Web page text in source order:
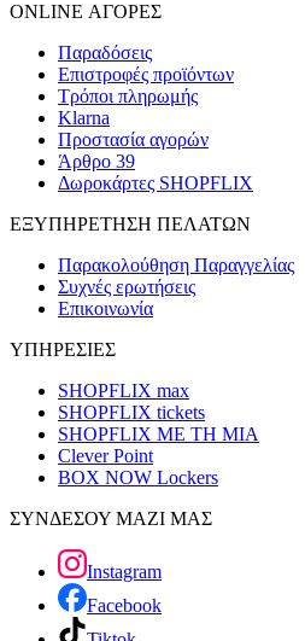
ONLINE ΑΓΟΡΕΣ
Παραδόσεις
Επιστροφές προϊόντων
Τρόποι πληρωμής
Klarna
Προστασία αγορών
Άρθρο 39
Δωροκάρτες SHOPFLIX
ΕΞΥΠΗΡΕΤΗΣΗ ΠΕΛΑΤΩΝ
Παρακολούθηση Παραγγελίας
Συχνές ερωτήσεις
Επικοινωνία
ΥΠΗΡΕΣΙΕΣ
SHOPFLIX max
SHOPFLIX tickets
SHOPFLIX ΜΕ ΤΗ ΜΙΑ
Clever Point
BOX NOW Lockers
ΣΥΝΔΕΣΟΥ ΜΑΖΙ ΜΑΣ
Instagram
Facebook